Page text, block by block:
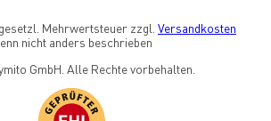
Mehrwertsteuer zzgl. Versandkosten
nicht anders beschrieben
GmbH. Alle Rechte vorbehalten.